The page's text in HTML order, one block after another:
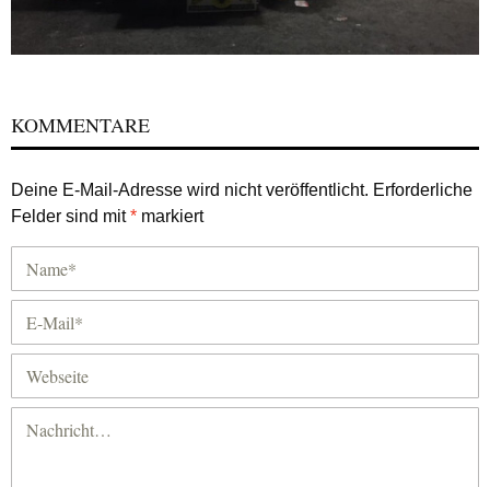
KOMMENTARE
Deine E-Mail-Adresse wird nicht veröffentlicht. Erforderliche
Felder sind mit* markiert